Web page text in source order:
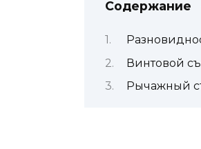
Содержание
Винтовой
Рычажный